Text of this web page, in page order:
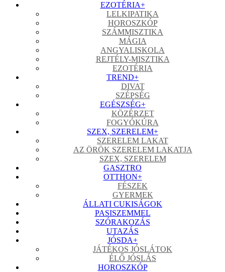
EZOTÉRIA+
LELKIPATIKA
HOROSZKÓP
SZÁMMISZTIKA
MÁGIA
ANGYALISKOLA
REJTÉLY-MISZTIKA
EZOTÉRIA
TREND+
DIVAT
SZÉPSÉG
EGÉSZSÉG+
KÖZÉRZET
FOGYÓKÚRA
SZEX, SZERELEM+
SZERELEM LAKAT
AZ ÖRÖK SZERELEM LAKATJA
SZEX, SZERELEM
GASZTRO
OTTHON+
FÉSZEK
GYERMEK
ÁLLATI CUKISÁGOK
PASISZEMMEL
SZÓRAKOZÁS
UTAZÁS
JÓSDA+
JÁTÉKOS JÓSLÁTOK
ÉLŐ JÓSLÁS
HOROSZKÓP